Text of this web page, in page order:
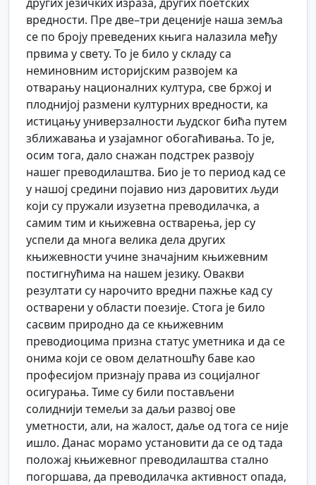
вредности. Пре две–три деценије наша земља
се по броју преведених књига налазила међу
првима у свету. То је било у складу са
неминовним историјским развојем ка
отварању националних култура, све бржој и
плоднијој размени културних вредности, ка
истицању универзалности људског бића путем
зближавања и узајамног обогаћивања. То је,
осим тога, дало снажан подстрек развоју
нашег преводилаштва. Био је то период кад се
у нашој средини појавио низ даровитих људи
који су пружали изузетна преводилачка, а
самим тим и књижевна остварења, јер су
успели да многа велика дела других
књижевности учине значајним књижевним
постигнућима на нашем језику. Овакви
резултати су нарочито вредни пажње кад су
остварени у области поезије. Стога је било
сасвим природно да се књижевним
преводиоцима призна статус уметника и да се
онима који се овом делатношћу баве као
професијом признају права из социјалног
осигурања. Тиме су били постављени
солиднији темељи за даљи развој ове
уметности, али, на жалост, даље од тога се није
ишло. Данас морамо установити да се од тада
положај књижевног преводилаштва стално
погоршава, да преводилачка активност опада,